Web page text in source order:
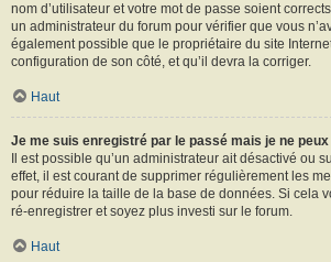
nom d’utilisateur et votre mot de passe soient
un administrateur du forum pour vérifier que vous
également possible que le propriétaire du site
configuration de son côté, et qu’il devra la corriger.
Haut
Je me suis enregistré par le passé mais je ne
Il est possible qu’un administrateur ait désactivé ou
effet, il est courant de supprimer régulièrement les
pour réduire la taille de la base de données. Si cela
ré-enregistrer et soyez plus investi sur le forum.
Haut